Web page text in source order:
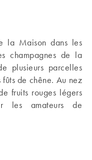
la Maison dans les
champagnes de la
plusieurs parcelles
de chêne. Au nez
fruits rouges légers
les amateurs de